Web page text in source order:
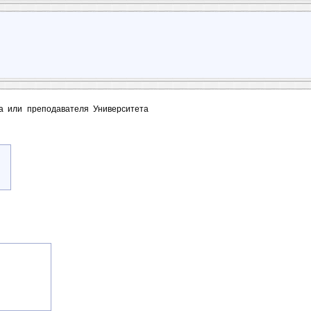
или преподавателя Университета